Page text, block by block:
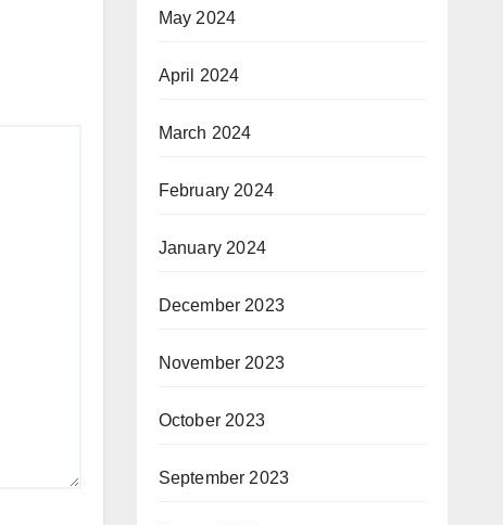
May 2024
April 2024
March 2024
February 2024
January 2024
December 2023
November 2023
October 2023
September 2023